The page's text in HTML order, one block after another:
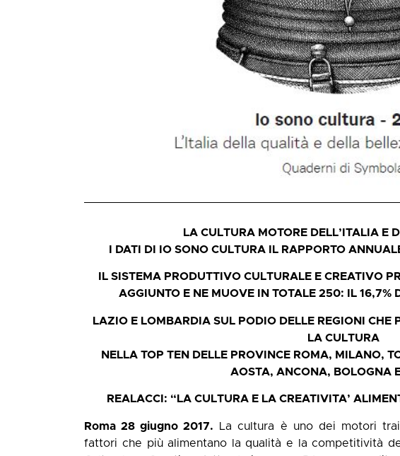
LA CULTURA MOTORE DELL’ITALIA E
I DATI DI IO SONO CULTURA IL RAPPORTO
IL SISTEMA PRODUTTIVO CULTURALE E CREATIVO
AGGIUNTO E NE MUOVE IN TOTALE 250: IL 16,7%
LAZIO E LOMBARDIA SUL PODIO DELLE REGIONI CHE
LA CULTURA
NELLA TOP TEN DELLE PROVINCE ROMA, MILANO,
AOSTA, ANCONA, BOLOGNA
REALACCI: “LA CULTURA E LA CREATIVITA’
Roma 28 giugno 2017. La cultura è uno dei motori
fattori che più alimentano la qualità e la competitività